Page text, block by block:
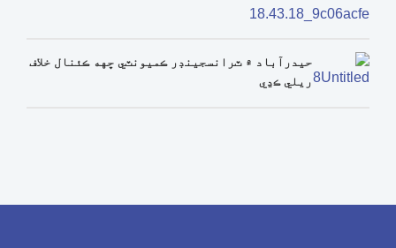
حيدرآباد ۾ ٽرانسجينڊر ڪميونٽي ڇهه ڪئنال خلاف
ريلي ڪڍي